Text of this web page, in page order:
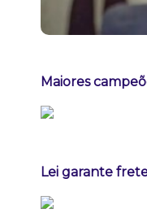
Maiores
Lei garante